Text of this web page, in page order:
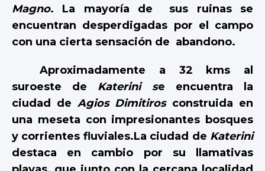
Magno. La mayoría de sus ruinas se
encuentran desperdigadas por el campo
con una cierta sensación de abandono.
Aproximadamente a 32 kms al
suroeste de Katerini se encuentra la
ciudad de Agios Dimitirosconstruida en
una meseta con impresionantes bosques
y corrientes fluviales.La ciudad de Katerini
destaca en cambio por su llamativas